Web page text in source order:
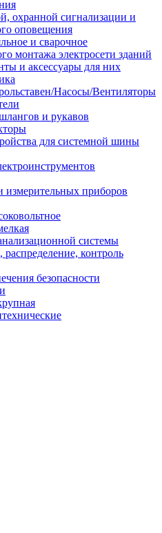
охранной сигнализации и
оповещения
и сварочное
монтажа электросети зданий
и аксессуары для них
Насосы/Вентиляторы
и рукавов
для системной шины
измерительных приборов
системы
распределение, контроль
безопасности